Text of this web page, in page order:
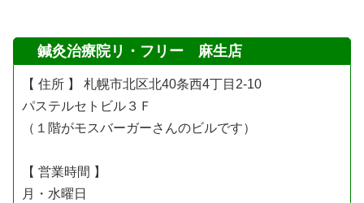
鍼灸治療院リ・フリー 麻生店
【 住所 】 札幌市北区北40条西4丁目2-10
パステルセトビル３Ｆ
（１階がモスバーガーさんのビルです）
【 営業時間 】
月・水曜日